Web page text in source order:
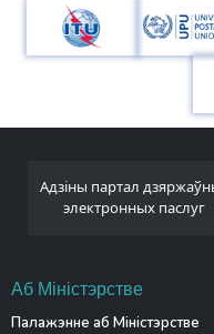
Адзіны партал
электронных паслуг
Аб Міністэрстве
Палажэнне аб Міністэрстве